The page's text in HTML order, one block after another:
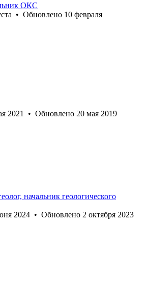
ОКС
• Обновлено 10 февраля
2021 • Обновлено 20 мая 2019
начальник геологического
2024 • Обновлено 2 октября 2023